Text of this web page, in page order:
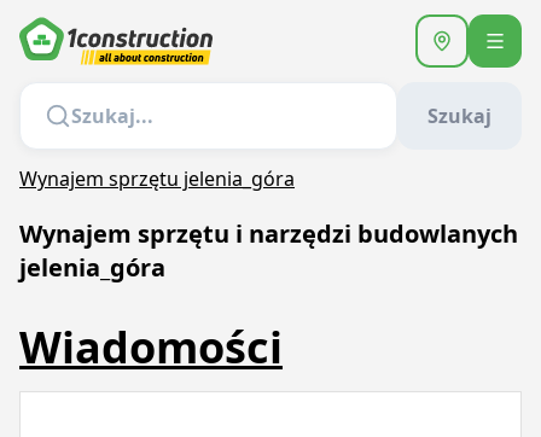
Szukaj
Wynajem sprzętu jelenia_góra
Wynajem sprzętu i narzędzi budowlanych
jelenia_góra
Wiadomości